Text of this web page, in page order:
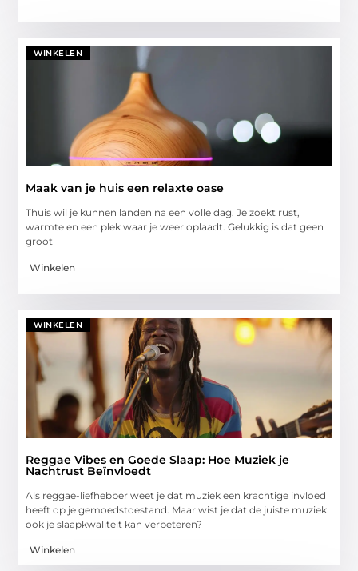
WINKELEN
Maak van je huis een relaxte oase
Thuis wil je kunnen landen na een volle dag. Je zoekt rust,
warmte en een plek waar je weer oplaadt. Gelukkig is dat geen
groot
Winkelen
WINKELEN
Reggae Vibes en Goede Slaap: Hoe Muziek je
Nachtrust Beïnvloedt
Als reggae-liefhebber weet je dat muziek een krachtige invloed
heeft op je gemoedstoestand. Maar wist je dat de juiste muziek
ook je slaapkwaliteit kan verbeteren?
Winkelen